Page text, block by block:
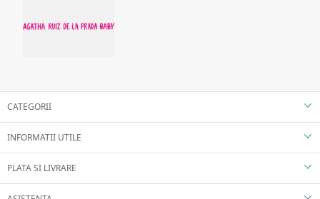
CATEGORII
INFORMATII UTILE
PLATA SI LIVRARE